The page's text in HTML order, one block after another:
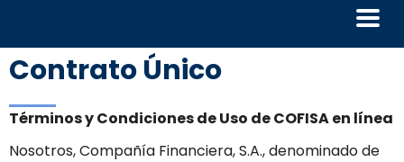
Contrato Único
Términos y Condiciones de Uso de COFISA en línea
Nosotros, Compañía Financiera, S.A., denominado de